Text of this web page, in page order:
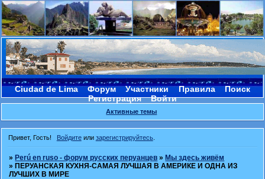
Ciudad de Lima Форум Участники Правила
Поиск
Регистрация
Войти
Активные темы
Привет, Гость! Войдитеили зарегистрируйтесь.
»Perú en ruso - форум русских перуанцев »Мы здесь живём
»ПЕРУАНСКАЯ КУХНЯ-САМАЯ ЛУЧШАЯ В АМЕРИКЕ И ОДНА ИЗ
ЛУЧШИХ В МИРЕ